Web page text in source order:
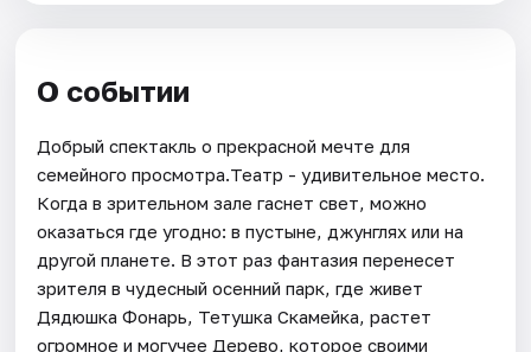
О событии
Добрый спектакль о прекрасной мечте для
семейного просмотра.Театр - удивительное место.
Когда в зрительном зале гаснет свет, можно
оказаться где угодно: в пустыне, джунглях или на
другой планете. В этот раз фантазия перенесет
зрителя в чудесный осенний парк, где живет
Дядюшка Фонарь, Тетушка Скамейка, растет
огромное и могучее Дерево, которое своими